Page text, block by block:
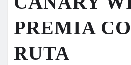
PREMIA
RUTA